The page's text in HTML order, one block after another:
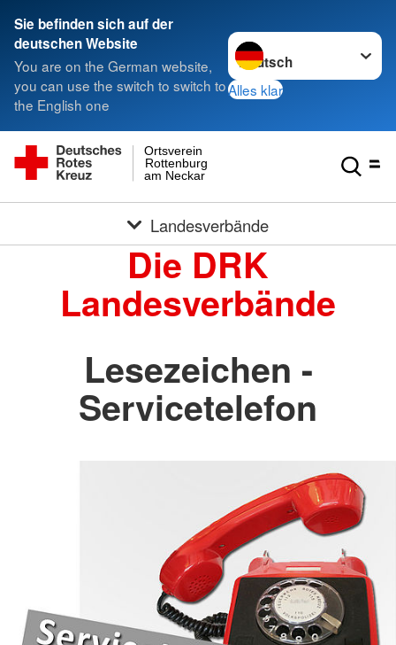
Sie befinden sich auf der
deutschen Website
You are on the German website,
you can use the switch to switch to
the English one
Sprache wechseln zu
Alles klar
am Neckar
Rottenburg
Ortsverein
Landesverbände
Die DRK
Landesverbände
Lesezeichen -
Servicetelefon